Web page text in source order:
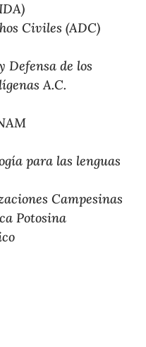
Civiles (ADC)
Defensa de los
A.C.
para las lenguas
Campesinas
Potosina